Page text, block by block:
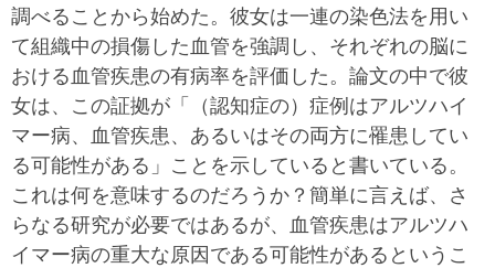
調べることから始めた。彼女は一連の染色法を用い
て組織中の損傷した血管を強調し、それぞれの脳に
おける血管疾患の有病率を評価した。論文の中で彼
女は、この証拠が「（認知症の）症例はアルツハイ
マー病、血管疾患、あるいはその両方に罹患してい
る可能性がある」ことを示していると書いている。
これは何を意味するのだろうか？簡単に言えば、さ
らなる研究が必要ではあるが、血管疾患はアルツハ
イマー病の重大な原因である可能性があるというこ